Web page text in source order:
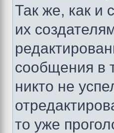
Так же, как и
их
сообщения в
никто не
то уже